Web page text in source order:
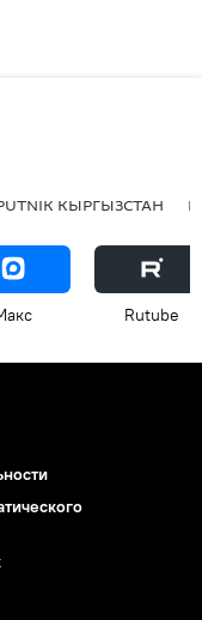
КЫРГЫЗСТАН
Rutube